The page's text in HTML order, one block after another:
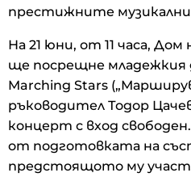
престижните музикални
На 21 юни, от 11 часа,
ще посрещне младежкия
Marching Stars
ръководител Тодор
концерт с вход
от подготовката на
предстоящото му